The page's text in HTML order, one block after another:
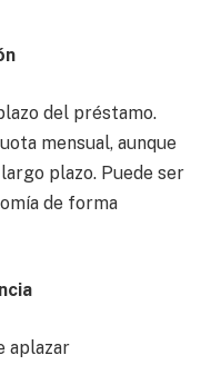
del préstamo.
mensual, aunque
plazo. Puede ser
de forma
aplazar